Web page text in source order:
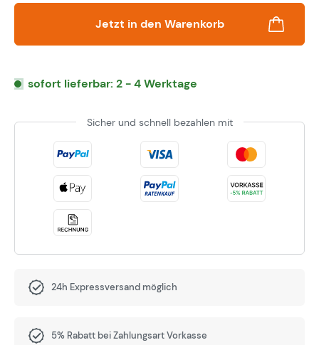
Jetzt in den Warenkorb
sofort lieferbar: 2 - 4 Werktage
Sicher und schnell bezahlen mit
24h Expressversand möglich
5% Rabatt bei Zahlungsart Vorkasse